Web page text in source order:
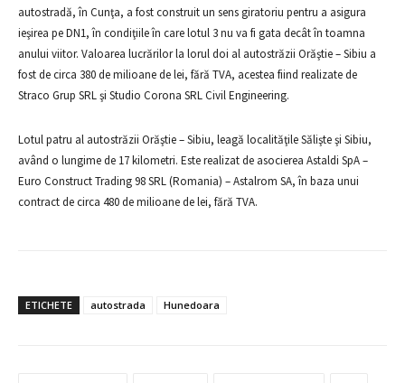
autostradă, în Cunţa, a fost construit un sens giratoriu pentru a asigura
ieşirea pe DN1, în condiţiile în care lotul 3 nu va fi gata decât în toamna
anului viitor. Valoarea lucrărilor la lorul doi al autostrăzii Orăştie – Sibiu a
fost de circa 380 de milioane de lei, fără TVA, acestea fiind realizate de
Straco Grup SRL şi Studio Corona SRL Civil Engineering.
Lotul patru al autostrăzii Orăştie – Sibiu, leagă localităţile Sălişte şi Sibiu,
având o lungime de 17 kilometri. Este realizat de asocierea Astaldi SpA –
Euro Construct Trading 98 SRL (Romania) – Astalrom SA, în baza unui
contract de circa 480 de milioane de lei, fără TVA.
ETICHETE autostrada Hunedoara